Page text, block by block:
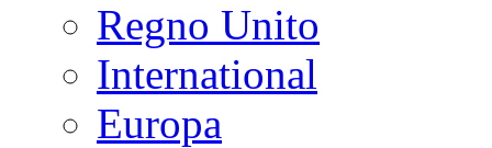
Regno Unito
International
Europa